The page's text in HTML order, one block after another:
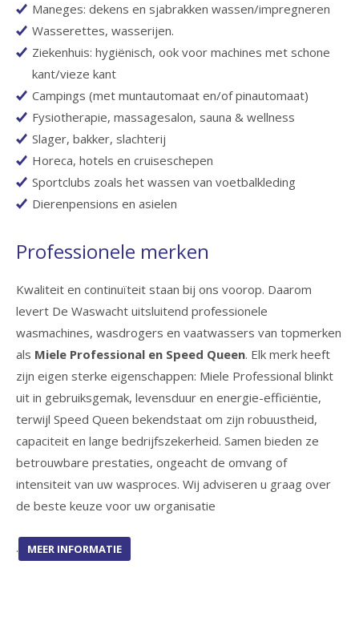
Maneges: dekens en sjabrakken wassen/impregneren
Wasserettes, wasserijen.
Ziekenhuis: hygiënisch, ook voor machines met schone
kant/vieze kant
Campings (met muntautomaat en/of pinautomaat)
Fysiotherapie, massagesalon, sauna & wellness
Slager, bakker, slachterij
Horeca, hotels en cruiseschepen
Sportclubs zoals het wassen van voetbalkleding
Dierenpensions en asielen
Professionele merken
Kwaliteit en continuïteit staan bij ons voorop. Daarom
levert De Waswacht uitsluitend professionele
wasmachines, wasdrogers en vaatwassers van topmerken
als Miele Professional en Speed Queen. Elk merk heeft
zijn eigen sterke eigenschappen: Miele Professional blinkt
uit in gebruiksgemak, levensduur en energie-efficiëntie,
terwijl Speed Queen bekendstaat om zijn robuustheid,
capaciteit en lange bedrijfszekerheid. Samen bieden ze
betrouwbare prestaties, ongeacht de omvang of
intensiteit van uw wasproces. Wij adviseren u graag over
de beste keuze voor uw organisatie
. MEER INFORMATIE